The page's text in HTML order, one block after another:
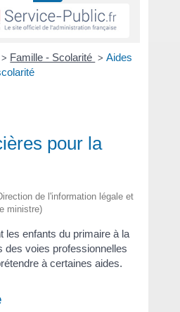
> Famille - Scolarité > Aides
pour la
de l'information légale et
ministre)
les enfants du primaire à la
des voies professionnelles
à certaines aides.